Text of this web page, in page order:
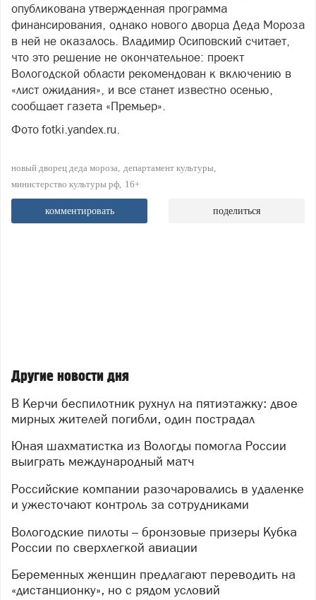
опубликована утвержденная программа
финансирования, однако нового дворца Деда Мороза
в ней не оказалось. Владимир Осиповский считает,
что это решение не окончательное: проект
Вологодской области рекомендован к включению в
«лист ожидания», и все станет известно осенью,
сообщает газета «Премьер».
Фото fotki.yandex.ru.
новый дворец деда мороза департамент культуры
министерство культуры рф 16+
комментировать поделиться
Другие новости дня
В Керчи беспилотник рухнул на пятиэтажку: двое
мирных жителей погибли, один пострадал
Юная шахматистка из Вологды помогла России
выиграть международный матч
Российские компании разочаровались в удаленке
и ужесточают контроль за сотрудниками
Вологодские пилоты – бронзовые призеры Кубка
России по сверхлегкой авиации
Беременных женщин предлагают переводить на
«дистанционку», но с рядом условий